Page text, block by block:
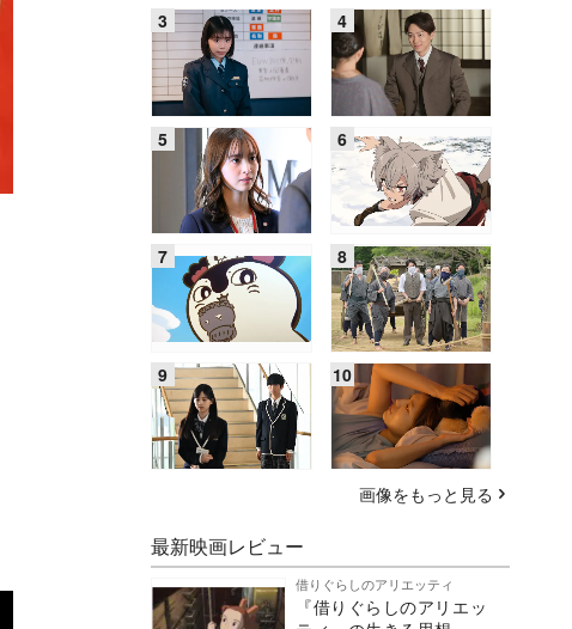
画像をもっと見る
最新映画レビュー
借りぐらしのアリエッティ
『借りぐらしのアリエッ